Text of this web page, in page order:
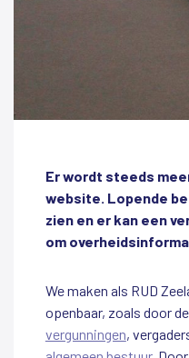
Er wordt steeds
website. Lopende
zien en er kan een
om
We maken als RUD
openbaar, zoals door
vergunningen,